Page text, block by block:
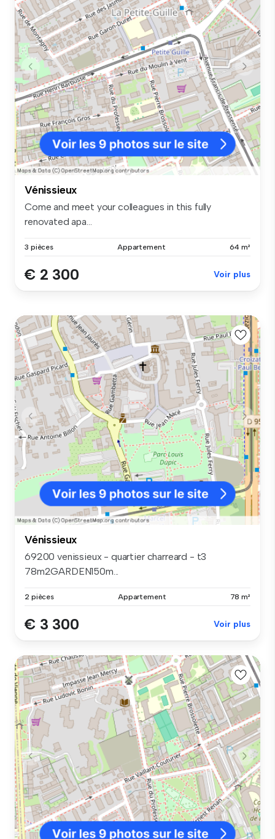
Vénissieux
Come and meet your colleagues in this fully
renovated apa...
3 pièces Appartement 64 m²
€ 2 300 Voir plus
Vénissieux
69200 venissieux - quartier charreard - t3
78m2GARDEN150m...
2 pièces Appartement 78 m²
€ 3 300 Voir plus